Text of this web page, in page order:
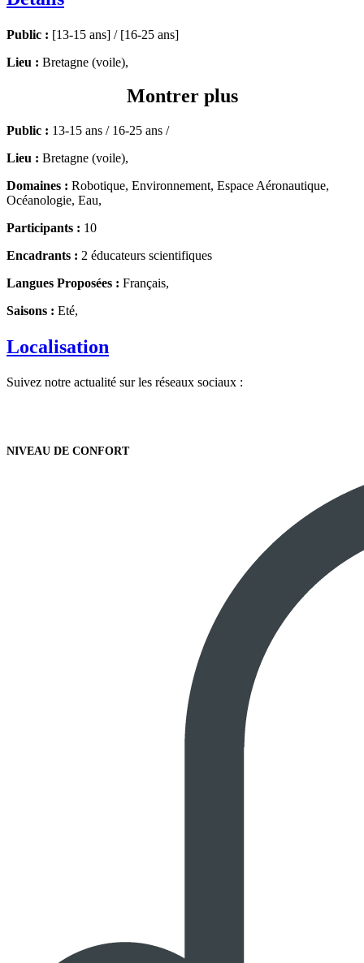
Public : [13-15 ans] / [16-25 ans]
Lieu : Bretagne (voile),
Montrer plus
Public : 13-15 ans / 16-25 ans /
Lieu : Bretagne (voile),
Domaines : Robotique, Environnement, Espace Aéronautique,
Océanologie, Eau,
Participants : 10
Encadrants : 2 éducateurs scientifiques
Langues Proposées : Français,
Saisons : Eté,
Localisation
Suivez notre actualité sur les réseaux sociaux :
NIVEAU DE CONFORT